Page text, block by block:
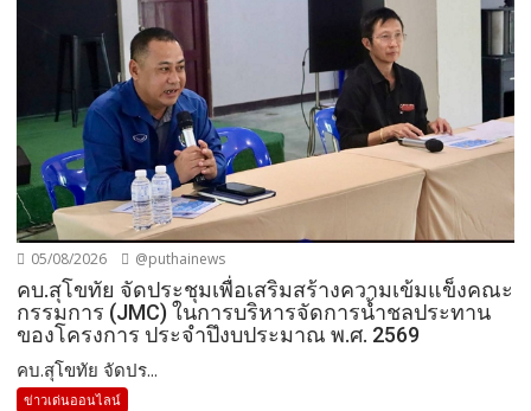
05/08/2026 @puthainews
คบ.สุโขทัย จัดประชุมเพื่อเสริมสร้างความเข้มแข็งคณะ
กรรมการ (JMC) ในการบริหารจัดการน้ำชลประทาน
ของโครงการ ประจำปึงบประมาณ พ.ศ. 2569
คบ.สุโขทัย จัดปร...
ข่าวเด่นออนไลน์